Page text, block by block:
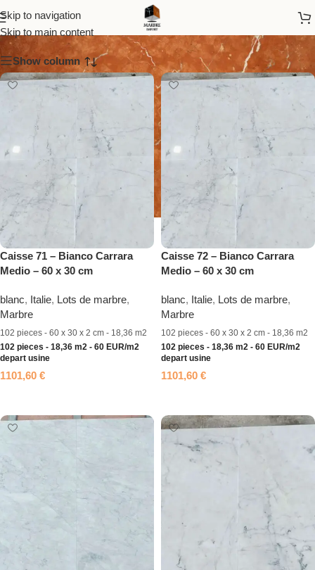
Skip to navigation
Skip to main content
Lots de marbre
Show column
Caisse 71 – Bianco Carrara
Medio – 60 x 30 cm
blanc, Italie, Lots de marbre,
Marbre
102 pieces - 60 x 30 x 2 cm - 18,36 m2
102 pieces - 18,36 m2 - 60 EUR/m2
depart usine
1101,60 €
Caisse 72 – Bianco Carrara
Medio – 60 x 30 cm
blanc, Italie, Lots de marbre,
Marbre
102 pieces - 60 x 30 x 2 cm - 18,36 m2
102 pieces - 18,36 m2 - 60 EUR/m2
depart usine
1101,60 €